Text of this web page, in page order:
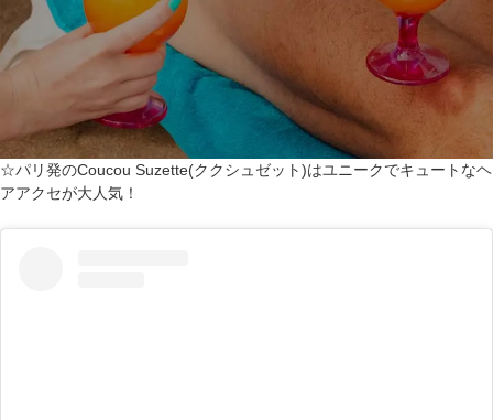
☆パリ発のCoucou Suzette(ククシュゼット)はユニークでキュートなヘ
アアクセが大人気！